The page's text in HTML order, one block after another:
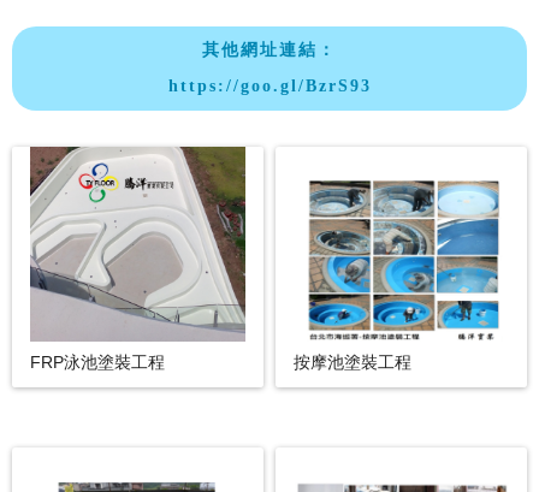
其他網址連結：
https://goo.gl/BzrS93
FRP泳池塗裝工程 按摩池塗裝工程